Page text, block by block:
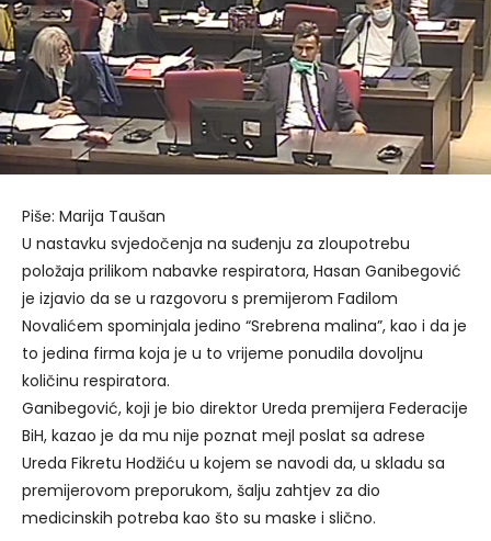
Piše: Marija Taušan
U nastavku svjedočenja na suđenju za zloupotrebu
položaja prilikom nabavke respiratora, Hasan Ganibegović
je izjavio da se u razgovoru s premijerom Fadilom
Novalićem spominjala jedino “Srebrena malina”, kao i da je
to jedina firma koja je u to vrijeme ponudila dovoljnu
količinu respiratora.
Ganibegović, koji je bio direktor Ureda premijera Federacije
BiH, kazao je da mu nije poznat mejl poslat sa adrese
Ureda Fikretu Hodžiću u kojem se navodi da, u skladu sa
premijerovom preporukom, šalju zahtjev za dio
medicinskih potreba kao što su maske i slično.